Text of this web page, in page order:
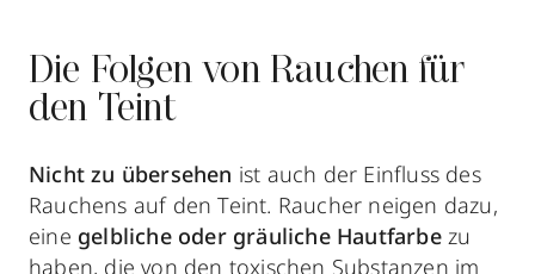
Die Folgen von Rauchen für
den Teint
Nicht zu übersehen ist auch der Einfluss des
Rauchens auf den Teint. Raucher neigen dazu,
eine gelbliche oder gräuliche Hautfarbezu
haben, die von den toxischen Substanzen im